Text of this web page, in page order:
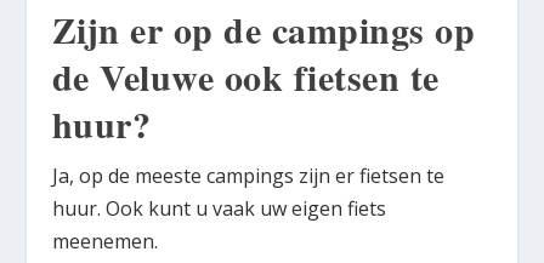
Zijn er op de campings op
de Veluwe ook fietsen te
huur?
Ja, op de meeste campings zijn er fietsen te
huur. Ook kunt u vaak uw eigen fiets
meenemen.